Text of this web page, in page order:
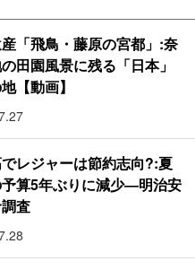
「飛鳥・藤原の宮都」:奈
田園風景に残る「日本」
【動画】
レジャーは節約志向?:夏
算5年ぶりに減少―明治安
査